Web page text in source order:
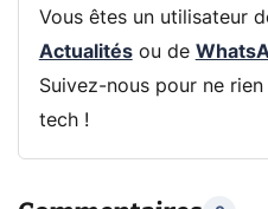
Vous êtes un utilisateur
Actualitésou de
Suivez-nous pour ne
tech !